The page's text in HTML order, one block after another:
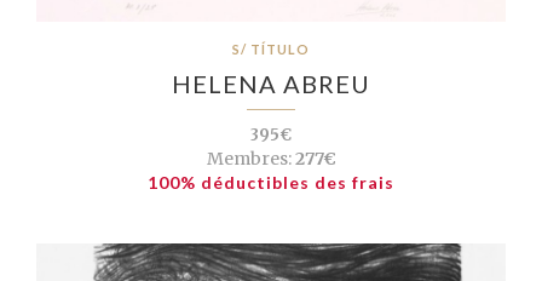
S/ TÍTULO
HELENA ABREU
395€
Membres:277€
100% déductibles des frais